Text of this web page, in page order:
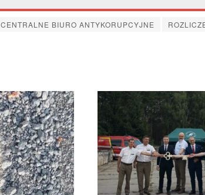
CENTRALNE BIURO ANTYKORUPCYJNE